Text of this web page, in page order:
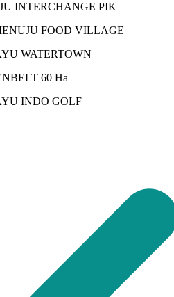
INTERCHANGE PIK
FOOD VILLAGE
WATERTOWN
60 Ha
INDO GOLF